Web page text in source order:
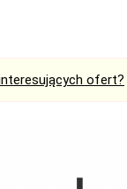
ofert?